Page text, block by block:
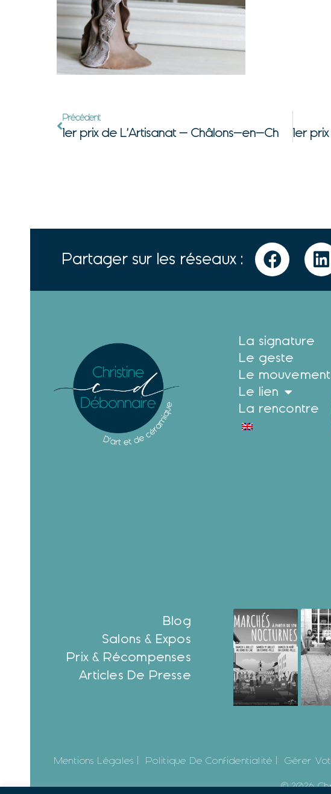
Précédent
1er prix de L’Artisanat – Châlons-en-Champagne
Partager sur les réseaux :
La signature
Le geste
Le mouvement
Le lien
La rencontre
Blog
Salons & Expos
Prix & Récompenses
Articles De Presse
Mentions Légales | Politique De Confidentialité | Gérer
© 2026